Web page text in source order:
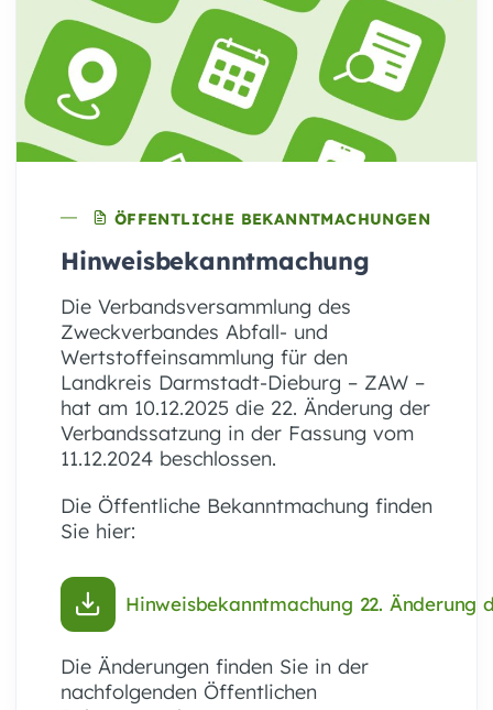
ÖFFENTLICHE BEKANNTMACHUNGEN
Hinweisbekanntmachung
Die Verbandsversammlung des
Zweckverbandes Abfall- und
Wertstoffeinsammlung für den
Landkreis Darmstadt-Dieburg – ZAW –
hat am 10.12.2025 die 22. Änderung der
Verbandssatzung in der Fassung vom
11.12.2024 beschlossen.
Die Öffentliche Bekanntmachung finden
Sie hier:
Hinweisbekanntmachung 22. Änderung
Die Änderungen finden Sie in der
nachfolgenden Öffentlichen